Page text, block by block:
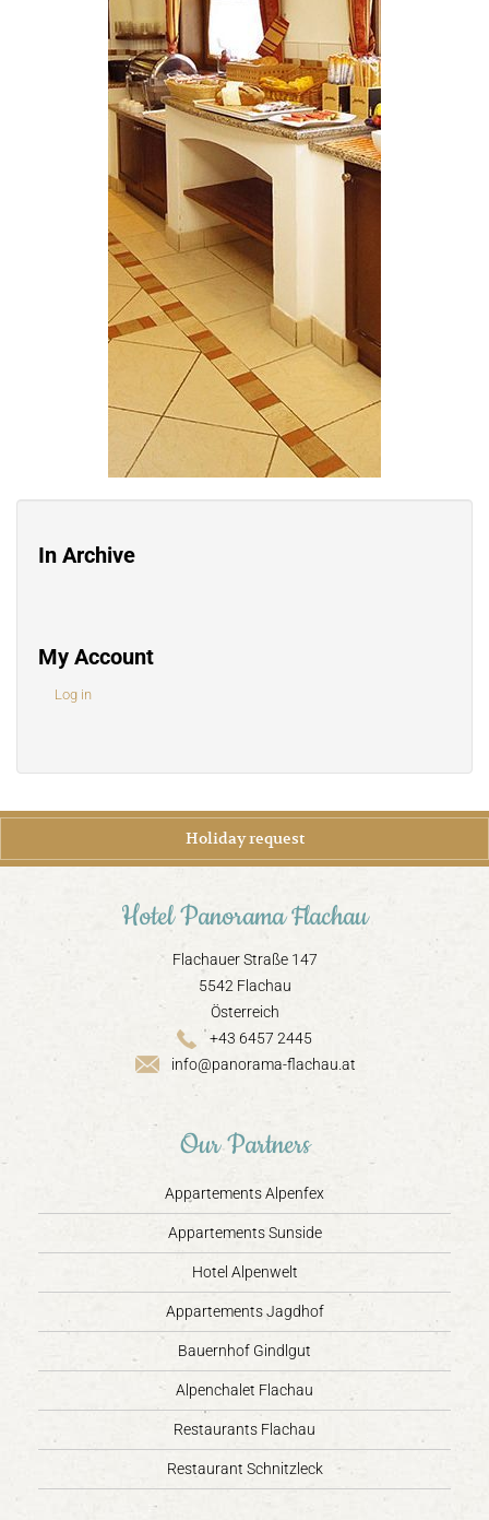
In Archive
My Account
Log in
Holiday request
Hotel Panorama Flachau
Flachauer Straße 147
5542 Flachau
Österreich
+43 6457 2445
info@panorama-flachau.at
Our Partners
Appartements Alpenfex
Appartements Sunside
Hotel Alpenwelt
Appartements Jagdhof
Bauernhof Gindlgut
Alpenchalet Flachau
Restaurants Flachau
Restaurant Schnitzleck